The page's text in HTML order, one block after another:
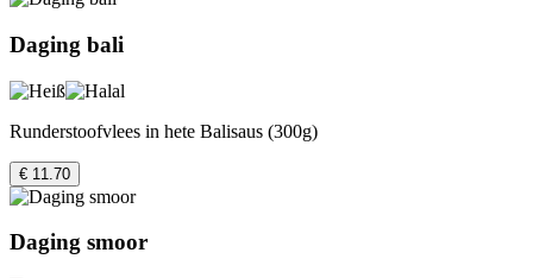
Daging bali
Runderstoofvlees in hete Balisaus (300g)
€ 11.70
Daging smoor